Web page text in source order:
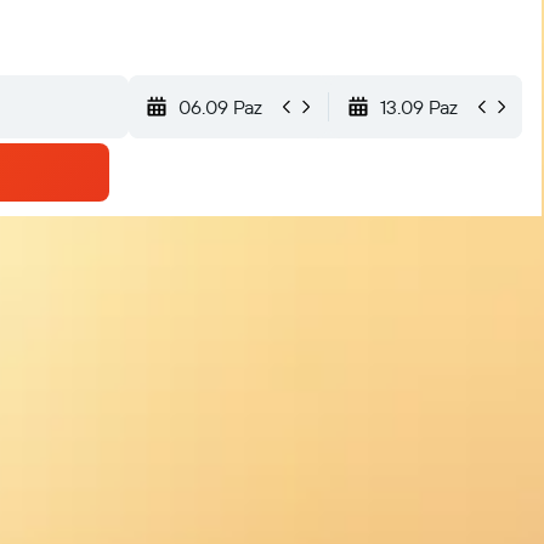
06.09 Paz 13.09 Paz